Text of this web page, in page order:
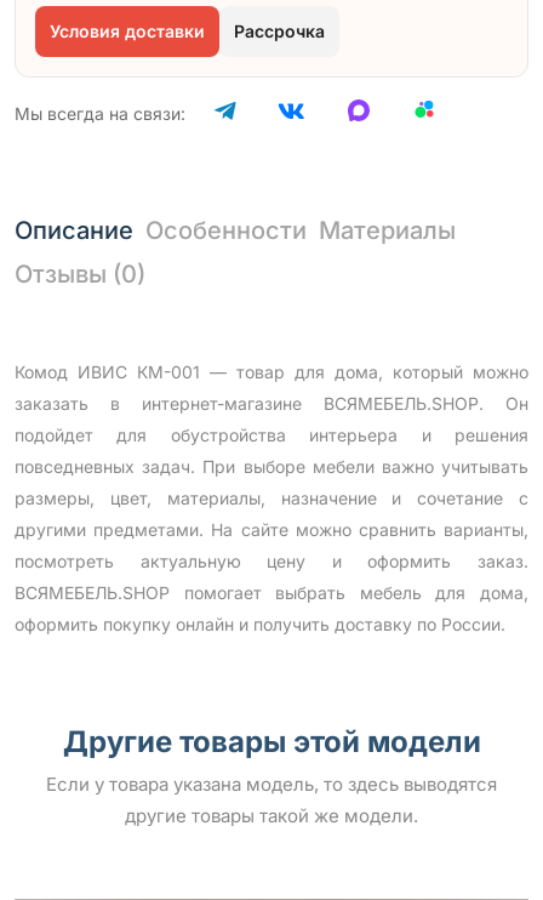
Условия доставки Рассрочка
Мы всегда на связи:
Описание Особенности Материалы
Отзывы (0)
Комод ИВИС КМ-001 — товар для дома, который можно
заказать в интернет-магазине ВСЯМЕБЕЛЬ.SHOP. Он
подойдет для обустройства интерьера и решения
повседневных задач. При выборе мебели важно учитывать
размеры, цвет, материалы, назначение и сочетание с
другими предметами. На сайте можно сравнить варианты,
посмотреть актуальную цену и оформить заказ.
ВСЯМЕБЕЛЬ.SHOP помогает выбрать мебель для дома,
оформить покупку онлайн и получить доставку по России.
Другие товары этой модели
Если у товара указана модель, то здесь выводятся
другие товары такой же модели.